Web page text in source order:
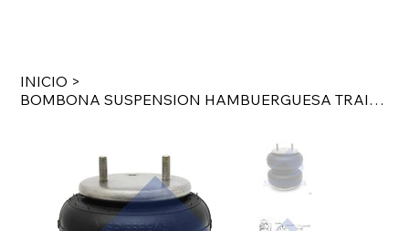
INICIO >
BOMBONA SUSPENSION HAMBUERGUESA TRAILER NEWAY WATSON & CHALI